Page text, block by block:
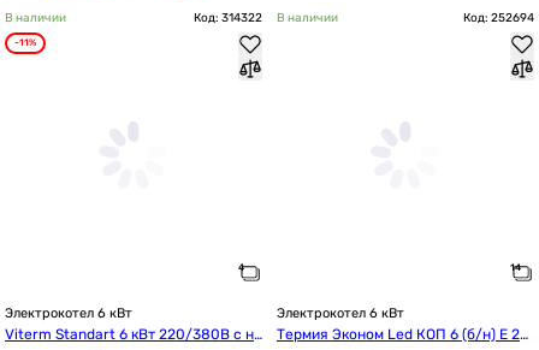
В наличии Код: 314322
-11%
Электрокотел 6 кВт
Viterm Standart 6 кВт 220/380В с на
В наличии Код: 252694
Электрокотел 6 кВт
Термия Эконом Led КОП 6 (б/н) Е 23